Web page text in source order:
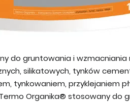
do gruntowania i
silikatowych, tynków
tynkowaniem, przyklejaniem
Organika® stosowany do